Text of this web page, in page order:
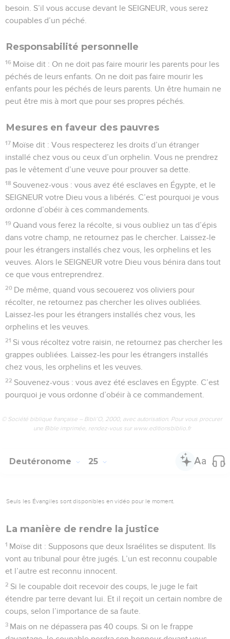
besoin. S’il vous accuse devant le SEIGNEUR, vous serez
coupables d’un péché.
Responsabilité personnelle
16 Moïse dit : On ne doit pas faire mourir les parents pour les
péchés de leurs enfants. On ne doit pas faire mourir les
enfants pour les péchés de leurs parents. Un être humain ne
peut être mis à mort que pour ses propres péchés.
Mesures en faveur des pauvres
17 Moïse dit : Vous respecterez les droits d’un étranger
installé chez vous ou ceux d’un orphelin. Vous ne prendrez
pas le vêtement d’une veuve pour prouver sa dette.
18 Souvenez-vous : vous avez été esclaves en Égypte, et le
SEIGNEUR votre Dieu vous a libérés. C’est pourquoi je vous
ordonne d’obéir à ces commandements.
19 Quand vous ferez la récolte, si vous oubliez un tas d’épis
dans votre champ, ne retournez pas le chercher. Laissez-le
pour les étrangers installés chez vous, les orphelins et les
veuves. Alors le SEIGNEUR votre Dieu vous bénira dans tout
ce que vous entreprendrez.
20 De même, quand vous secouerez vos oliviers pour
récolter, ne retournez pas chercher les olives oubliées.
Laissez-les pour les étrangers installés chez vous, les
orphelins et les veuves.
21 Si vous récoltez votre raisin, ne retournez pas chercher les
grappes oubliées. Laissez-les pour les étrangers installés
chez vous, les orphelins et les veuves.
22 Souvenez-vous : vous avez été esclaves en Égypte. C’est
pourquoi je vous ordonne d’obéir à ce commandement.
© Société biblique française – Bibli’O, 2000, avec autorisation. Pour vous procurer
une Bible imprimée, rendez-vous sur www.editionsbiblio.fr
Deutéronome 25
Seuls les Évangiles sont disponibles en vidéo pour le moment.
La manière de rendre la justice
1 Moïse dit : Supposons que deux Israélites se disputent. Ils
vont au tribunal pour être jugés. L’un est reconnu coupable
et l’autre est reconnu innocent.
2 Si le coupable doit recevoir des coups, le juge le fait
étendre par terre devant lui. Et il reçoit un certain nombre de
coups, selon l’importance de sa faute.
3 Mais on ne dépassera pas 40 coups. Si on le frappe